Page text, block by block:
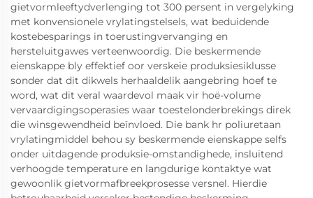
gietvormleeftydverlenging tot 300 persent in vergelyking
met konvensionele vrylatingstelsels, wat beduidende
kostebesparings in toerustingvervanging en
hersteluitgawes verteenwoordig. Die beskermende
eienskappe bly effektief oor verskeie produksiesiklusse
sonder dat dit dikwels herhaaldelik aangebring hoef te
word, wat dit veral waardevol maak vir hoë-volume
vervaardigingsoperasies waar toestelonderbrekings direk
die winsgewendheid beïnvloed. Die bank hr poliuretaan
vrylatingmiddel behou sy beskermende eienskappe selfs
onder uitdagende produksie-omstandighede, insluitend
verhoogde temperature en langdurige kontaktye wat
gewoonlik gietvormafbreekprosesse versnel. Hierdie